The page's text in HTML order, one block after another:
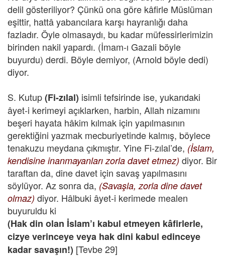
delil gösteriliyor? Çünkü ona göre kâfirle Müslüman
eşittir, hattâ yabancılara karşı hayranlığı daha
fazladır. Öyle olmasaydı, bu kadar müfessirlerimizin
birinden nakil yapardı. (İmam-ı Gazali böyle
buyurdu) derdi. Böyle demiyor, (Arnold böyle dedi)
diyor.
S. Kutup(Fi-zılal) isimli tefsirinde ise, yukarıdaki
âyet-i kerimeyi açıklarken, harbin, Allah nizamını
beşeri hayata hâkim kılmak için yapılmasının
gerektiğini yazmak mecburiyetinde kalmış, böylece
tenakuzu meydana çıkmıştır. Yine Fi-zılal’de, (İslam,
kendisine inanmayanları zorla davet etmez) diyor. Bir
taraftan da, dine davet için savaş yapılmasını
söylüyor. Az sonra da, (Savaşla, zorla dine davet
olmaz) diyor. Hâlbuki âyet-i kerimede mealen
buyuruldu ki
(Hak din olan İslam’ı kabul etmeyen kâfirlerle,
cizye verinceye veya hak dini kabul edinceye
kadar savaşın!) [Tevbe 29]